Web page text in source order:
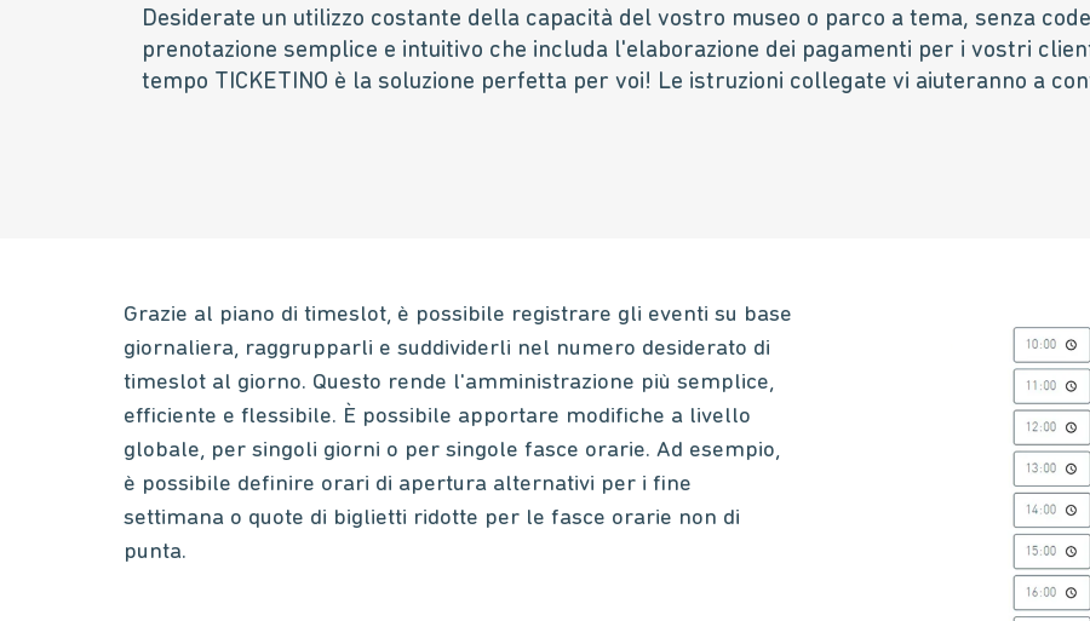
Desiderate un utilizzo costante della capacità del vostro museo o parco a tema, senza
prenotazione semplice e intuitivo che includa l'elaborazione dei pagamenti per i vostri
tempo TICKETINO è la soluzione perfetta per voi! Le istruzioni collegate vi aiuteranno a
Grazie al piano di timeslot, è possibile registrare gli eventi su base
giornaliera, raggrupparli e suddividerli nel numero desiderato di
timeslot al giorno. Questo rende l'amministrazione più semplice,
efficiente e flessibile. È possibile apportare modifiche a livello
globale, per singoli giorni o per singole fasce orarie. Ad esempio,
è possibile definire orari di apertura alternativi per i fine
settimana o quote di biglietti ridotte per le fasce orarie non di
punta.